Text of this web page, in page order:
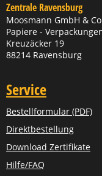
Zentrale Ravensburg
Moosmann GmbH &
Papiere -
Kreuzäcker 19
88214 Ravensburg
Service
Bestellformular (PDF)
Direktbestellung
Download Zertifikate
Hilfe/FAQ